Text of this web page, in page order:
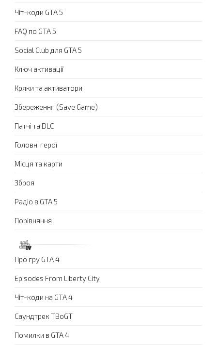
Чіт-коди GTA 5
FAQ по GTA 5
Social Club для GTA 5
Ключ активації
Кряки та активатори
Збереження (Save Game)
Патчі та DLC
Головні герої
Місця та карти
Зброя
Радіо в GTA 5
Порівняння
Про гру GTA 4
Episodes From Liberty City
Чіт-коди на GTA 4
Саундтрек TBoGT
Помилки в GTA 4